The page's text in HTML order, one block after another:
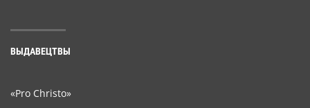
ВЫДАВЕЦТВЫ
«Pro Christo»